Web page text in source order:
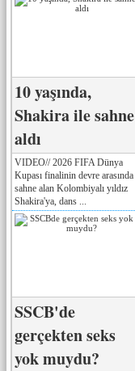
10 yaşında,
Shakira ile sahne
aldı
VIDEO// 2026 FIFA Dünya
Kupası finalinin devre arasında
sahne alan Kolombiyalı yıldız
Shakira'ya, dans ...
SSCB'de
gerçekten seks
yok muydu?